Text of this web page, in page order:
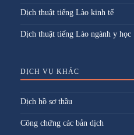
Dịch thuật tiếng Lào kinh tế
Dịch thuật tiếng Lào ngành y học
DỊCH VỤ KHÁC
Dịch hồ sơ thầu
Công chứng các bản dịch